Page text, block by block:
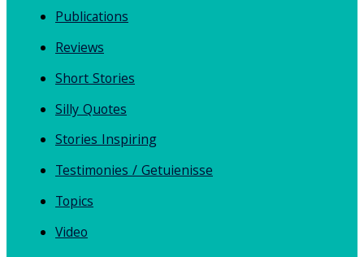
Publications
Reviews
Short Stories
Silly Quotes
Stories Inspiring
Testimonies / Getuienisse
Topics
Video